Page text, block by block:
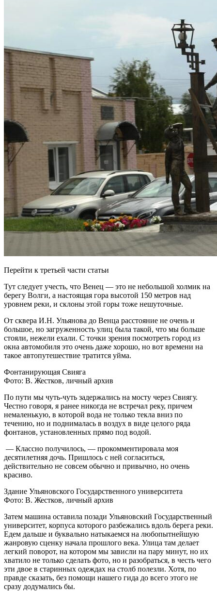
Перейти к третьей части статьи
Тут следует учесть, что Венец — это не небольшой холмик на
берегу Волги, а настоящая гора высотой 150 метров над
уровнем реки, и склоны этой горы тоже нешуточные.
От сквера И.Н. Ульянова до Венца расстояние не очень и
большое, но загруженность улиц была такой, что мы больше
стояли, нежели ехали. С точки зрения посмотреть город из
окна автомобиля это очень даже хорошо, но вот времени на
такое автопутешествие тратится уйма.
Фонтанирующая Свияга
Фото: В. Жестков, личный архив
По пути мы чуть-чуть задержались на мосту через Свиягу.
Честно говоря, я ранее никогда не встречал реку, причем
немаленькую, в которой вода не только текла вниз по
течению, но и поднималась в воздух в виде целого ряда
фонтанов, установленных прямо под водой.
— Классно получилось, — прокомментировала моя
десятилетняя дочь. Пришлось с ней согласиться,
действительно не совсем обычно и привычно, но очень
красиво.
Здание Ульяновского Государственного университета
Фото: В. Жестков, личный архив
Затем машина оставила позади Ульяновский Государственный
университет, корпуса которого разбежались вдоль берега реки.
Едем дальше и буквально натыкаемся на любопытнейшую
жанровую сценку начала прошлого века. Улица там делает
легкий поворот, на котором мы зависли на пару минут, но их
хватило не только сделать фото, но и разобраться, в честь чего
эти двое в старинных одеждах на столб полезли. Хотя, по
правде сказать, без помощи нашего гида до всего этого не
сразу додумались бы.